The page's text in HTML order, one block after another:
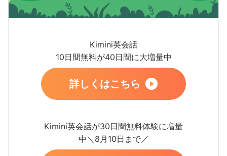
Kimini英会話
10日間無料が40日間に大増量中
詳しくはこちら
Kimini英会話が30日間無料体験に増量
中＼8月10日まで／